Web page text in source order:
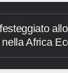
Africa